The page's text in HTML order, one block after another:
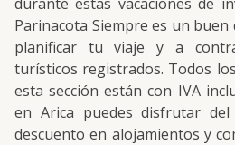
Parinacota Siempre es un
planificar tu viaje y a
turísticos registrados. Todos
esta sección están con IVA
en Arica puedes disfrutar
descuento en alojamientos y